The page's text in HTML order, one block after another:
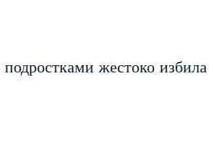
жестоко избила